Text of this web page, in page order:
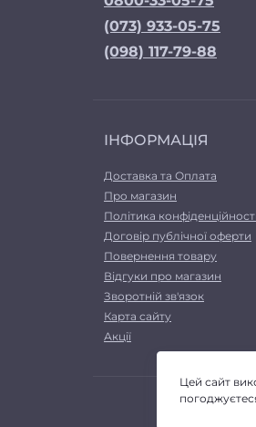
(073) 933-05-75
(098) 117-79-88
ІНФОРМАЦІЯ
Доставка та Оплата
Про магазин
Політика конфіденційності
Договір публічної оферти
Повернення товару
Відгуки про магазин
Зворотній зв'язок
Карта сайту
Акції
Цей сайт